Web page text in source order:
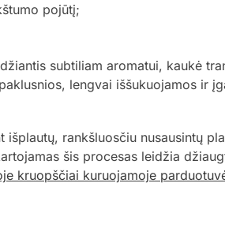
pojūtį;
subtiliam aromatui, kaukė
lengvai iššukuojamos ir
rankšluosčiu nusausintų
šis procesas leidžia
kruopščiai kuruojamoje